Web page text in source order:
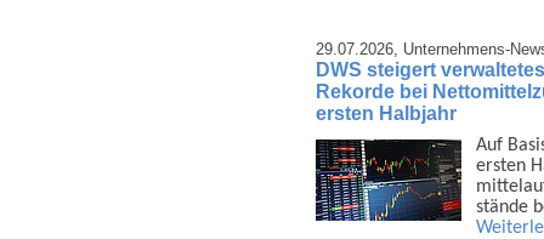
29.07.2026, Unternehmens-
DWS steigert
Rekorde bei
ersten Halbjahr
Auf
ersten
stände